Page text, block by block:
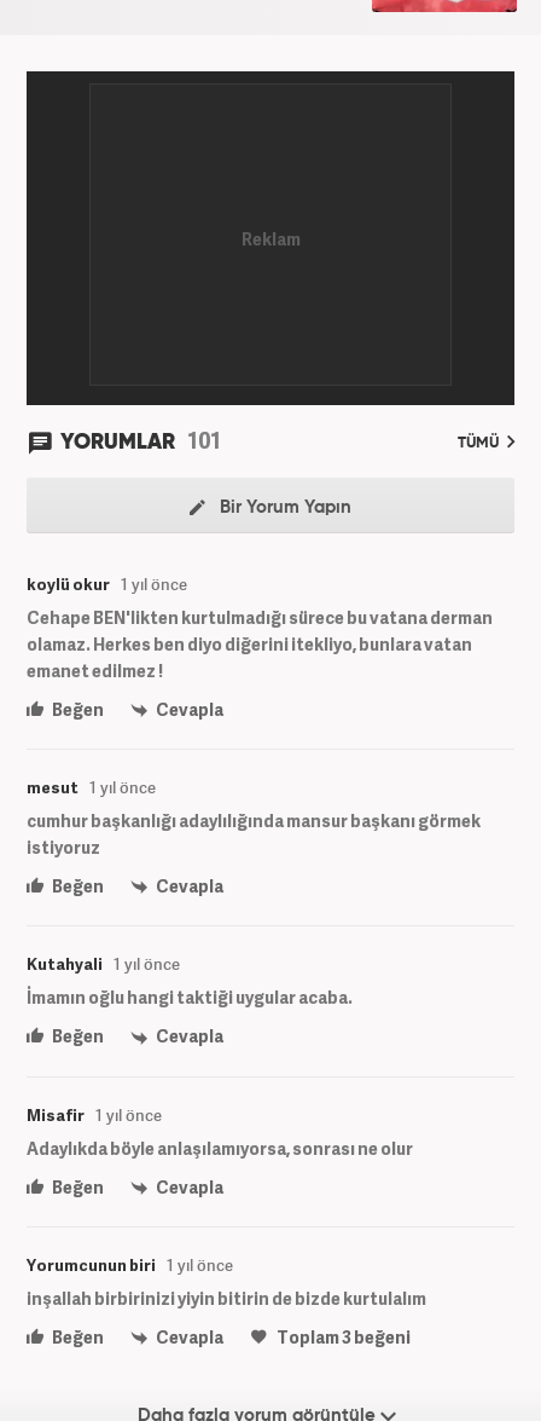
YORUMLAR 101 TÜMÜ
Bir Yorum Yapın
koylü okur 1 yıl önce
Cehape BEN'likten kurtulmadığı sürece bu vatana derman
olamaz. Herkes ben diyo diğerini itekliyo, bunlara vatan
emanet edilmez !
Beğen
Cevapla
mesut 1 yıl önce
cumhur başkanlığı adaylılığında mansur başkanı görmek
istiyoruz
Beğen
Cevapla
Kutahyali 1 yıl önce
İmamın oğlu hangi taktiği uygular acaba.
Beğen
Cevapla
Misafir 1 yıl önce
Adaylıkda böyle anlaşılamıyorsa, sonrası ne olur
Beğen
Cevapla
Yorumcunun biri 1 yıl önce
inşallah birbirinizi yiyin bitirin de bizde kurtulalım
Beğen
Cevapla Toplam3beğeni
Daha fazla yorum görüntüle